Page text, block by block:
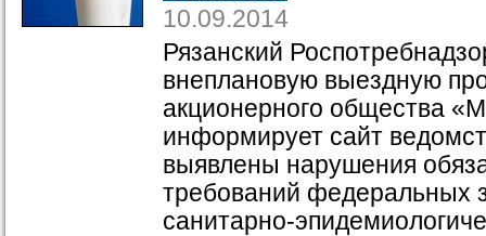
10.09.2014
Рязанский
внеплановую выездную
акционерного общества
информирует сайт
выявлены нарушения
требований федеральных
санитарно-